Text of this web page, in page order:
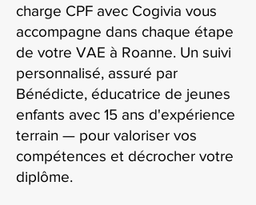
charge CPF avec Cogivia vous
accompagne dans chaque étape
de votre VAE à Roanne. Un suivi
personnalisé, assuré par
Bénédicte, éducatrice de jeunes
enfants avec 15 ans d'expérience
terrain — pour valoriser vos
compétences et décrocher votre
diplôme.